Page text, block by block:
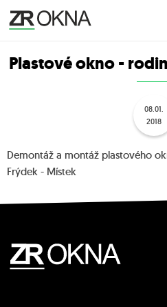
Plastové okno -
08.01.
2018
Demontáž a montáž plastového
Frýdek - Místek